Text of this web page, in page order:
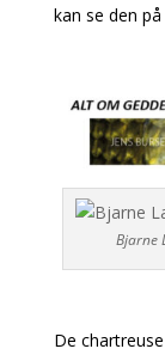
kan se den
Bjarne
De